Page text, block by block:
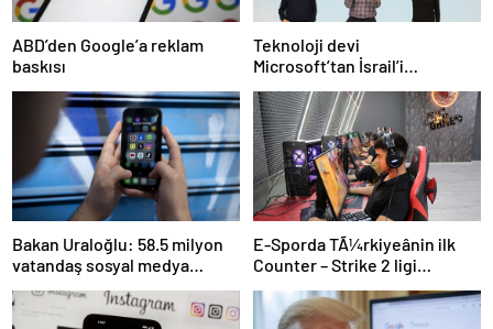
ABD’den Google’a reklam
baskısı
Teknoloji devi
Microsoft’tan İsrail’i
sevindirecek haber
Bakan Uraloğlu: 58.5 milyon
vatandaş sosyal medya
kullanıyor
E-Sporda TÃ¼rkiyeânin ilk
Counter – Strike 2 ligi